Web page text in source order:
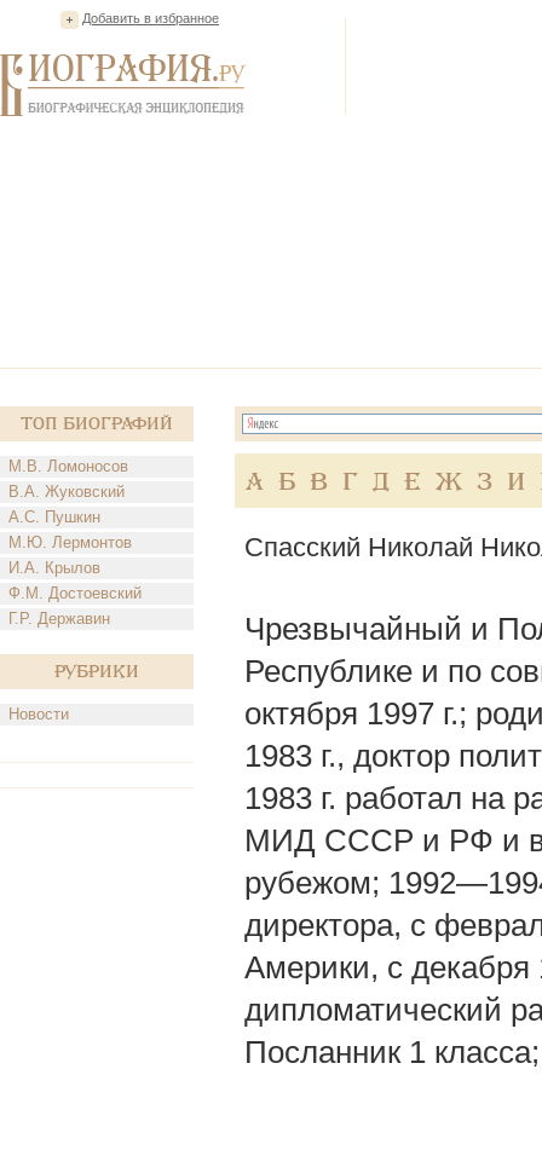
Добавить в избранное
Топ Биографий
М.В. Ломоносов
В.А. Жуковский
А.С. Пушкин
М.Ю. Лермонтов
И.А. Крылов
Ф.М. Достоевский
Г.Р. Державин
Рубрики
Новости
А Б В Г Д Е Ж З И
Спасский Николай
Чрезвычайный и
Республике и по
октября 1997 г.;
1983 г., доктор
1983 г. работал на
МИД СССР и РФ и в
рубежом;
директора, с
Америки, с
дипломатический
Посланник 1